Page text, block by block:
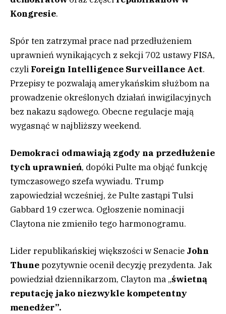
Kongresie.
Spór ten zatrzymał prace nad przedłużeniem
uprawnień wynikających z sekcji 702 ustawy FISA,
czyli Foreign Intelligence Surveillance Act.
Przepisy te pozwalają amerykańskim służbom na
prowadzenie określonych działań inwigilacyjnych
bez nakazu sądowego. Obecne regulacje mają
wygasnąć w najbliższy weekend.
Demokraci odmawiają zgody na przedłużenie
tych uprawnień, dopóki Pulte ma objąć funkcję
tymczasowego szefa wywiadu. Trump
zapowiedział wcześniej, że Pulte zastąpi Tulsi
Gabbard 19 czerwca. Ogłoszenie nominacji
Claytona nie zmieniło tego harmonogramu.
Lider republikańskiej większości w Senacie John
Thunepozytywnie ocenił decyzję prezydenta. Jak
powiedział dziennikarzom, Clayton ma „świetną
reputację jako niezwykle kompetentny
menedżer”.